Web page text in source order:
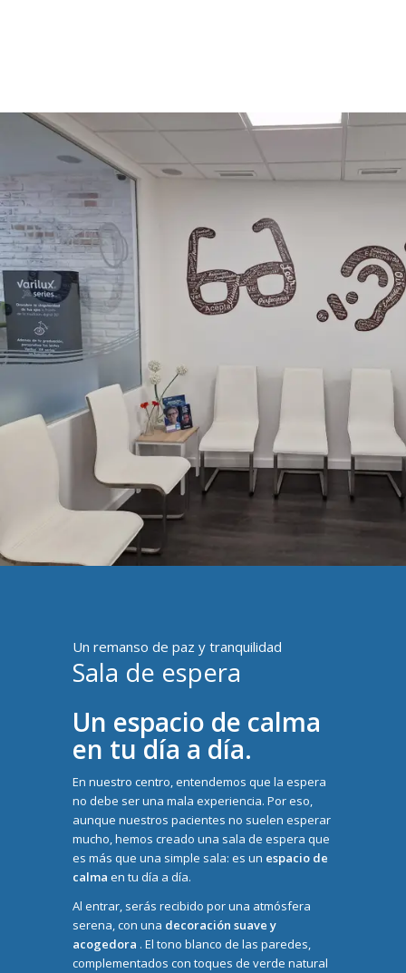
Un remanso de paz y tranquilidad
Sala de espera
Un espacio de calma
en tu día a día.
En nuestro centro, entendemos que la espera
no debe ser una mala experiencia. Por eso,
aunque nuestros pacientes no suelen esperar
mucho, hemos creado una sala de espera que
es más que una simple sala: es un espacio de
calma en tu día a día.
Al entrar, serás recibido por una atmósfera
serena, con una decoración suave y
acogedora . El tono blanco de las paredes,
complementados con toques de verde natural